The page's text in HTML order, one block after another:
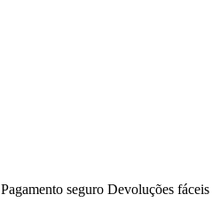
Pagamento seguro Devoluções fáceis